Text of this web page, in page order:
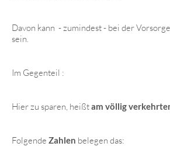
Davon kann - zumindest - bei der
sein.
Im Gegenteil :
Hier zu sparen, heißtam völlig
Folgende Zahlen belegen das: